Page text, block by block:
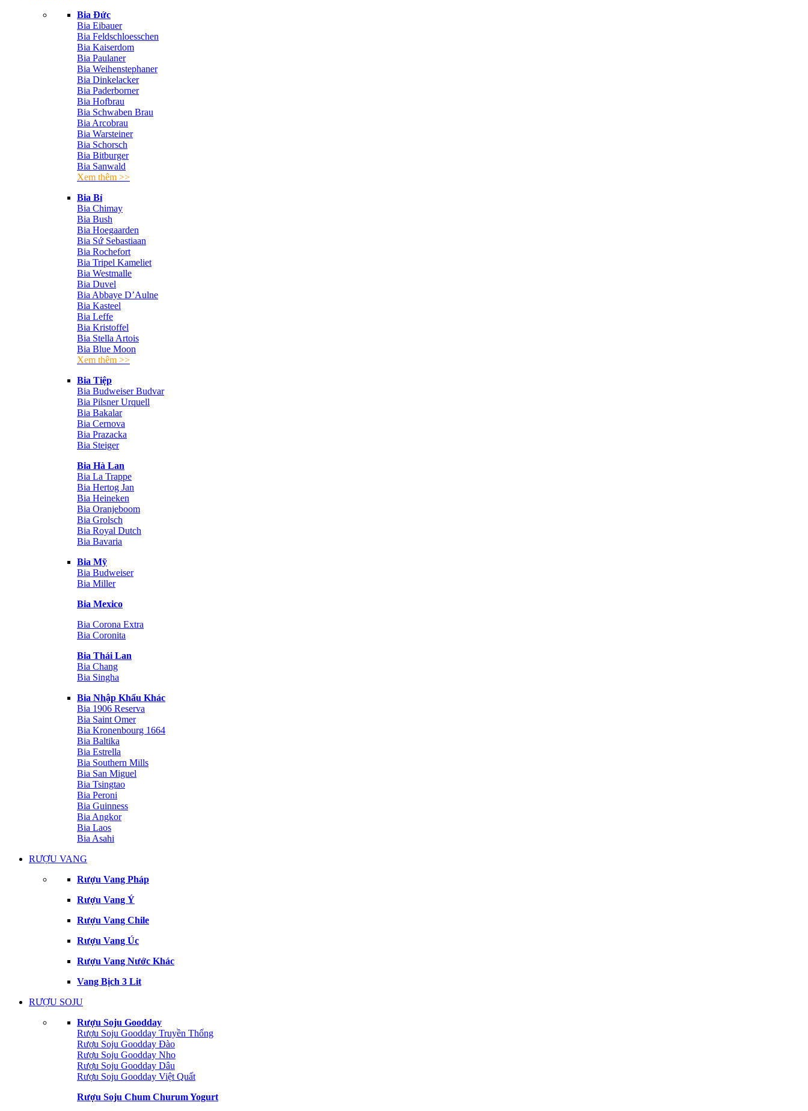
Bia Đức
Bia Eibauer
Bia Feldschloesschen
Bia Kaiserdom
Bia Paulaner
Bia Weihenstephaner
Bia Dinkelacker
Bia Paderborner
Bia Hofbrau
Bia Schwaben Brau
Bia Arcobrau
Bia Warsteiner
Bia Schorsch
Bia Bitburger
Bia Sanwald
Xem thêm >>
Bia Bỉ
Bia Chimay
Bia Bush
Bia Hoegaarden
Bia Sứ Sebastiaan
Bia Rochefort
Bia Tripel Kameliet
Bia Westmalle
Bia Duvel
Bia Abbaye D’Aulne
Bia Kasteel
Bia Leffe
Bia Kristoffel
Bia Stella Artois
Bia Blue Moon
Xem thêm >>
Bia Tiệp
Bia Budweiser Budvar
Bia Pilsner Urquell
Bia Bakalar
Bia Cernova
Bia Prazacka
Bia Steiger
Bia Hà Lan
Bia La Trappe
Bia Hertog Jan
Bia Heineken
Bia Oranjeboom
Bia Grolsch
Bia Royal Dutch
Bia Bavaria
Bia Mỹ
Bia Budweiser
Bia Miller
Bia Mexico
Bia Corona Extra
Bia Coronita
Bia Thái Lan
Bia Chang
Bia Singha
Bia Nhập Khẩu Khác
Bia 1906 Reserva
Bia Saint Omer
Bia Kronenbourg 1664
Bia Baltika
Bia Estrella
Bia Southern Mills
Bia San Miguel
Bia Tsingtao
Bia Peroni
Bia Guinness
Bia Angkor
Bia Laos
Bia Asahi
RƯỢU VANG
Rượu Vang Pháp
Rượu Vang Ý
Rượu Vang Chile
Rượu Vang Úc
Rượu Vang Nước Khác
Vang Bịch 3 Lit
RƯỢU SOJU
Rượu Soju Goodday
Rượu Soju Goodday Truyền Thống
Rượu Soju Goodday Đào
Rượu Soju Goodday Nho
Rượu Soju Goodday Dâu
Rượu Soju Goodday Việt Quất
Rượu Soju Chum Churum Yogurt